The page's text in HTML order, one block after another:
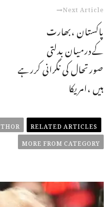
Next Article
پاکستان ،بھارت
کےدرمیان بدلتی
صورتحال کی نگرانی کررہے
ہیں ،امریکا
RELATED ARTICLES
MORE FROM CATEGORY